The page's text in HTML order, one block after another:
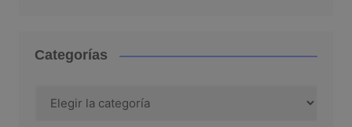
Categorías